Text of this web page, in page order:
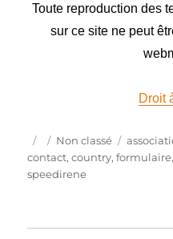
Toute reproduction des
sur ce site ne peut
Droit
Publié
le
Catégories
Non classé
contact,country,formulaire,
speedirene